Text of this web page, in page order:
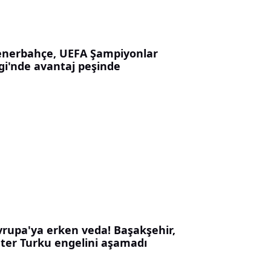
UEFA Şampiyonlar
avantaj peşinde
erken veda! Başakşehir,
Turku engelini aşamadı